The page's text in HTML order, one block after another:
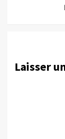
Laisser